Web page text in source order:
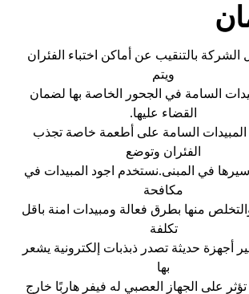
الشركة بالتنقيب عن أماكن اختباء الفئران
ويتم
السامة في الجحور الخاصة بها لضمان
القضاء عليها.
السامة على أطعمة خاصة تجذب
الفئران وتوضع
في المبنى.نستخدم اجود المبيدات في
مكافحة
منها بطرق فعالة ومبيدات امنة باقل
تكلفة
أجهزة حديثة تصدر ذبذبات إلكترونية يشعر
بها
تؤثر على الجهاز العصبي له فيفر هاربًا خارج